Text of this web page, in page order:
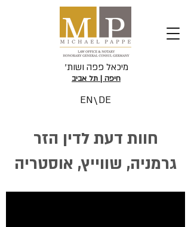
'מיכאל פפה ושות
חיפה | תל אביב
EN\DE
חוות דעת לדין הזר
גרמניה, שווייץ, אוסטריה